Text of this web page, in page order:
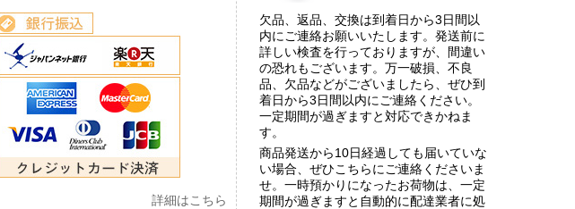
詳細はこちら
欠品、返品、交換は到着日から3日間以
内にご連絡お願いいたします。発送前に
詳しい検査を行っておりますが、間違い
の恐れもございます。万一破損、不良
品、欠品などがございましたら、ぜひ到
着日から3日間以内にご連絡ください。
一定期間が過ぎますと対応できかねま
す。
商品発送から10日経過しても届いていな
い場合、ぜひこちらにご連絡くださいま
せ。一時預かりになったお荷物は、一定
期間が過ぎますと自動的に配達業者に処